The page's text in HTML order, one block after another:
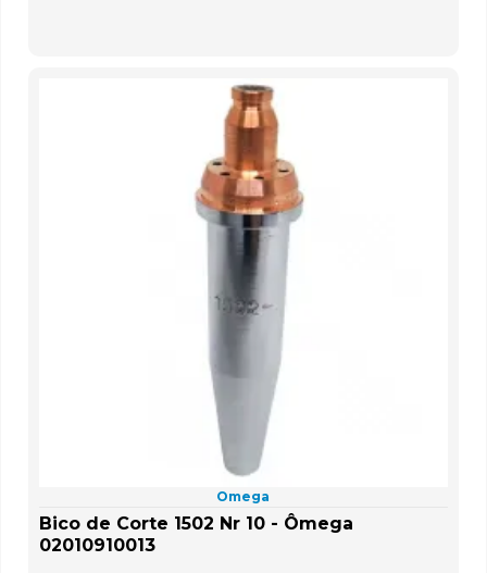
Omega
Bico de Corte 1502 Nr 10 - Ômega
02010910013